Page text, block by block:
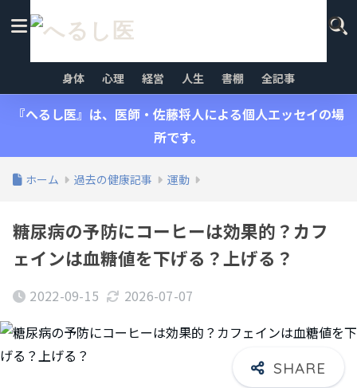
身体 心理 経営 人生 書棚 全記事
『へるし医』は、医師・佐藤将人による個人エッセイの場
所です。
ホーム 過去の健康記事 運動
糖尿病の予防にコーヒーは効果的？カフ
ェインは血糖値を下げる？上げる？
2022-09-15 2026-07-07